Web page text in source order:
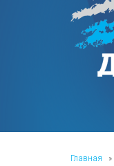
Главная »